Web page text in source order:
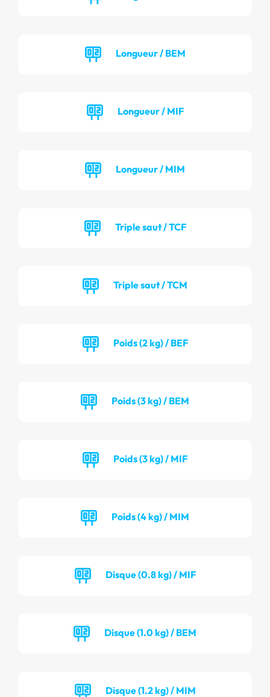
Longueur / BEM
Longueur / MIF
Longueur / MIM
Triple saut / TCF
Triple saut / TCM
Poids (2 kg) / BEF
Poids (3 kg) / BEM
Poids (3 kg) / MIF
Poids (4 kg) / MIM
Disque (0.8 kg) / MIF
Disque (1.0 kg) / BEM
Disque (1.2 kg) / MIM